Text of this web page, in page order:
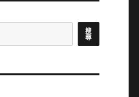
搜
尋